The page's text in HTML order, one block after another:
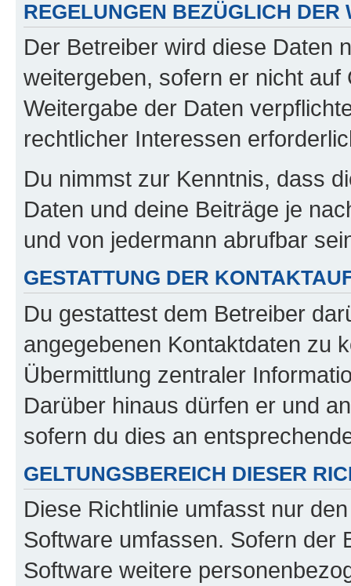
REGELUNGEN BEZÜGLICH DER
Der Betreiber wird diese Daten
weitergeben, sofern er nicht
Weitergabe der Daten
rechtlicher Interessen
Du nimmst zur Kenntnis, dass
Daten und deine Beiträge je
und von jedermann abrufbar
GESTATTUNG DER
Du gestattest dem Betreiber
angegebenen Kontaktdaten zu
Übermittlung zentraler
Darüber hinaus dürfen er und
sofern du dies an
GELTUNGSBEREICH DIESER
Diese Richtlinie umfasst nur
Software umfassen. Sofern der
Software weitere